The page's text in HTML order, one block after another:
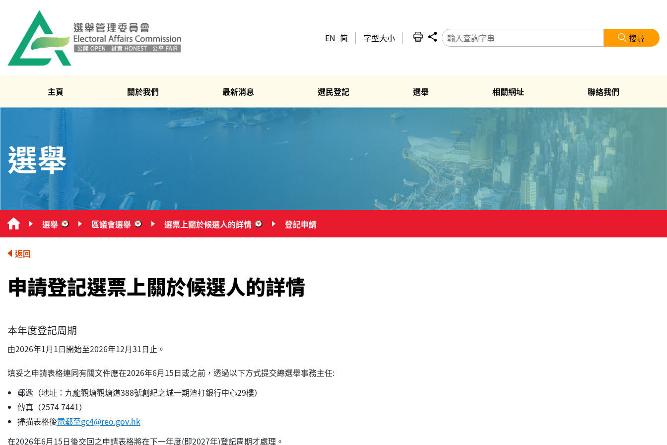
EN 简 字型大小 搜尋
主頁 關於我們 最新消息 選民登記 選舉 相關網址 聯絡我們
選舉
選舉 “選舉”區議會選舉 “區議會選舉”選票上關於候選人的詳情 “選票上關於候選人的詳情”
登記申請
返回
申請登記選票上關於候選人的詳情
本年度登記周期
由2026年1月1日開始至2026年12月31日止。
填妥之申請表格連同有關文件應在2026年6月15日或之前，透過以下方式提交總選舉事務主任:
郵遞（地址：九龍觀塘觀塘道388號創紀之城一期渣打銀行中心29樓）
傳真（2574 7441）
掃描表格後電郵至gc4@reo.gov.hk
在2026年6月15日後交回之申請表格將在下一年度(即2027年)登記周期才處理。